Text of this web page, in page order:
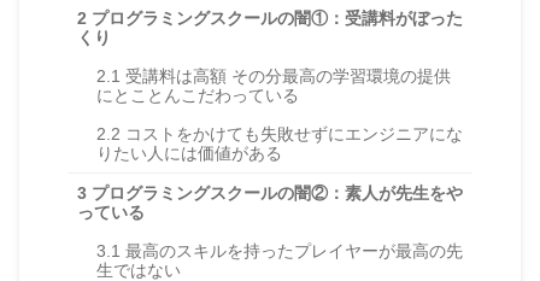
2 プログラミングスクールの闇①：受講料がぼった
くり
2.1 受講料は高額 その分最高の学習環境の提供
にとことんこだわっている
2.2 コストをかけても失敗せずにエンジニアにな
りたい人には価値がある
3 プログラミングスクールの闇②：素人が先生をや
っている
3.1 最高のスキルを持ったプレイヤーが最高の先
生ではない